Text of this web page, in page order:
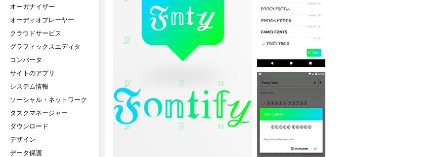
オーガナイザー
オーディオプレーヤー
クラウドサービス
グラフィックスエディタ
コンバータ
サイトのアプリ
システム情報
ソーシャル・ネットワーク
タスクマネージャー
ダウンロード
デザイン
データ保護